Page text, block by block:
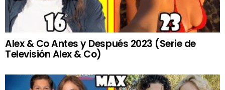
Alex & Co Antes y Después 2023 (Serie de
Televisión Alex & Co)